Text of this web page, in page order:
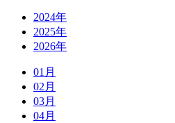
2024年
2025年
2026年
01月
02月
03月
04月